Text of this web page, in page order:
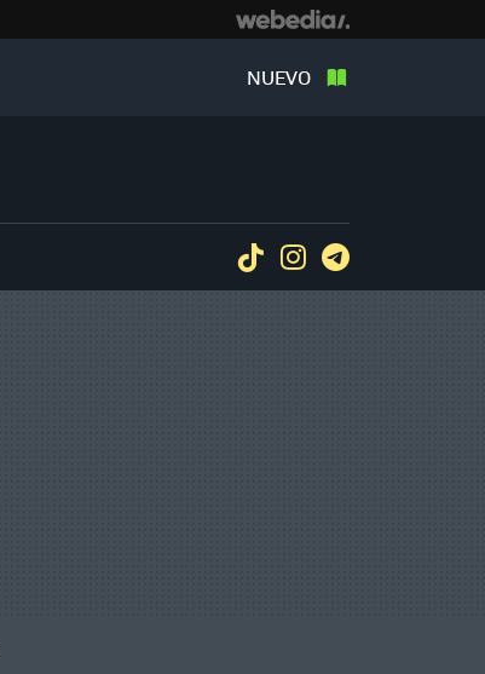
NUEVO
TiktokInstagram